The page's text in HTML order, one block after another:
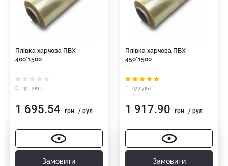
Плівка харчова ПВХ
400*1500
0 відгуків
1 695.54 грн. / рул
Замовити
Плівка харчова ПВХ
450*1500
1 відгука
1 917.90 грн. / рул
Замовити